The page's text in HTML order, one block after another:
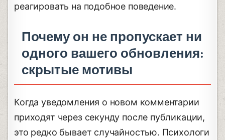
реагировать на подобное поведение.
Почему он не пропускает ни
одного вашего обновления:
скрытые мотивы
Когда уведомления о новом комментарии
приходят через секунду после публикации,
это редко бывает случайностью. Психологи